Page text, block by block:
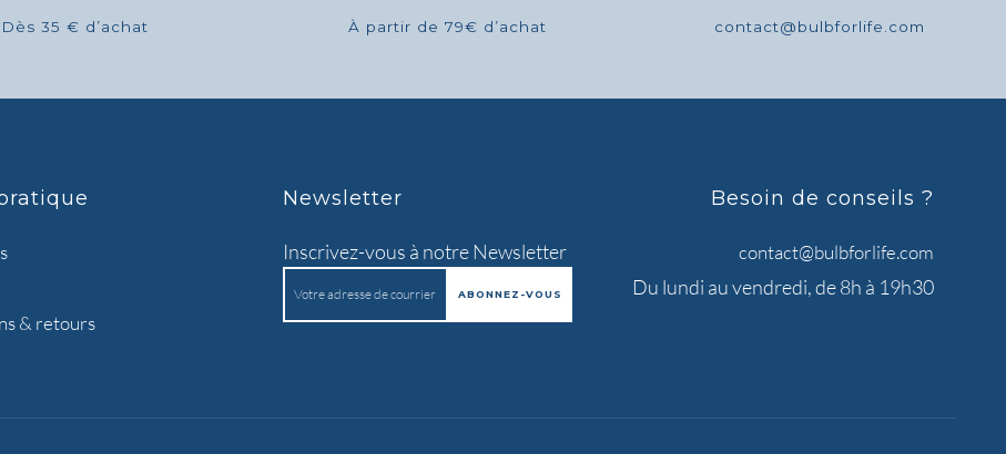
Dès 35 € d’achat À partir de 79€ d’achat contact@bulbforlife.com
& retours
Newsletter
Inscrivez-vous à notre Newsletter
Besoin de conseils ?
contact@bulbforlife.com
Du lundi au vendredi, de 8h à 19h30